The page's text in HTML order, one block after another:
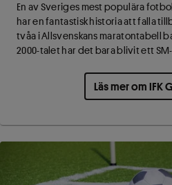
En av Sveriges mest populära
har en fantastisk historia att falla
tvåa i Allsvenskans maratontabell
2000-talet har det bara blivit ett SM-
Läs mer om IFK